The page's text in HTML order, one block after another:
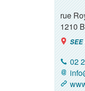
rue
1210
SEE
02